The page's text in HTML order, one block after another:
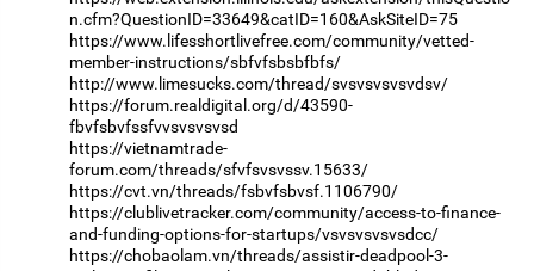
n.cfm?QuestionID=33649&catID=160&AskSiteID=75
https://www.lifesshortlivefree.com/community/vetted-
member-instructions/sbfvfsbsbfbfs/
http://www.limesucks.com/thread/svsvsvsvsvdsv/
https://forum.realdigital.org/d/43590-
fbvfsbvfssfvvsvsvsvsd
https://vietnamtrade-
forum.com/threads/sfvfsvsvssv.15633/
https://cvt.vn/threads/fsbvfsbvsf.1106790/
https://clublivetracker.com/community/access-to-finance-
and-funding-options-for-startups/vsvsvsvsvsdcc/
https://chobaolam.vn/threads/assistir-deadpool-3-